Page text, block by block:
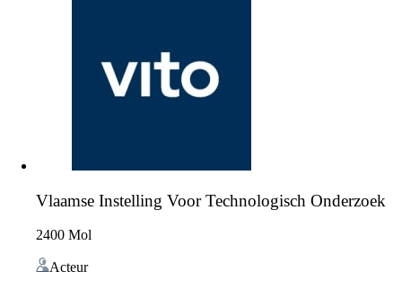
Vlaamse Instelling Voor Technologisch Onderzoek
2400 Mol
Acteur